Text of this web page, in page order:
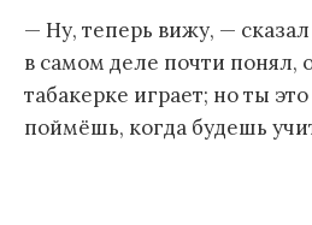
— Ну, теперь вижу, —
в самом деле почти понял,
табакерке играет; но ты
поймёшь, когда будешь